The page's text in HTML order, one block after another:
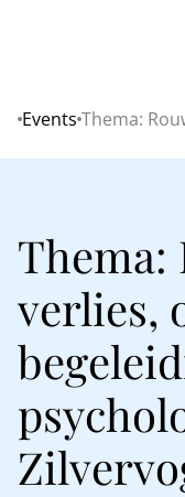
Home
Events Thema:
Thema:
verlies,